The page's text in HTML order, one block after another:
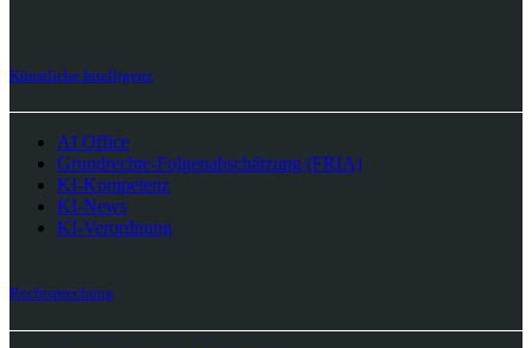
Künstliche Intelligenz
AI Office
Grundrechte-Folgenabschätzung (FRIA)
KI-Kompetenz
KI-News
KI-Verordnung
Rechtsprechung